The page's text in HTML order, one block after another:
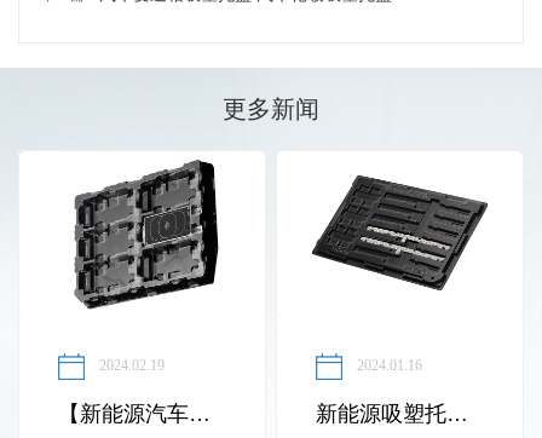
更多新闻
2024.02.19
【新能源汽车电池隔板】也叫【塑胶线束隔离板】
2024.01.16
新能源吸塑托盘的应用优势